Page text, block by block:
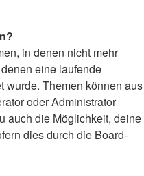
in denen nicht mehr
eine laufende
wurde. Themen können aus
oder Administrator
auch die Möglichkeit, deine
dies durch die Board-